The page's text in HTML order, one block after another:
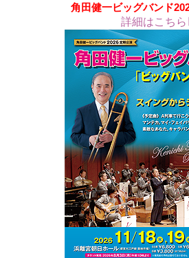
角田健一ビッグバンド
詳細はこち